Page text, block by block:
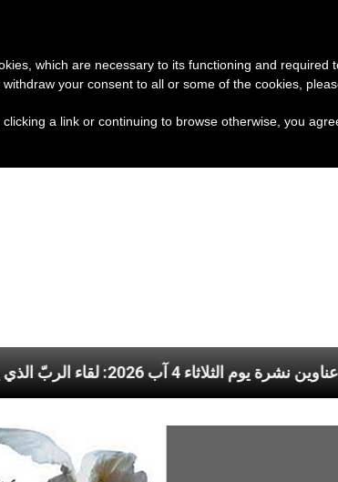
عناوين نشرة يوم الثلاثاء 4 آب 2026: لقاء الربّ الذي يروي كلّ قلب
which are necessary to its functioning and required
your consent to all or some of the cookies,
a link or continuing to browse otherwise, you